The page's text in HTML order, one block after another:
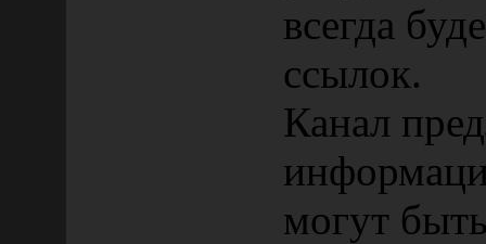
всегда
ссылок.
Канал
могут